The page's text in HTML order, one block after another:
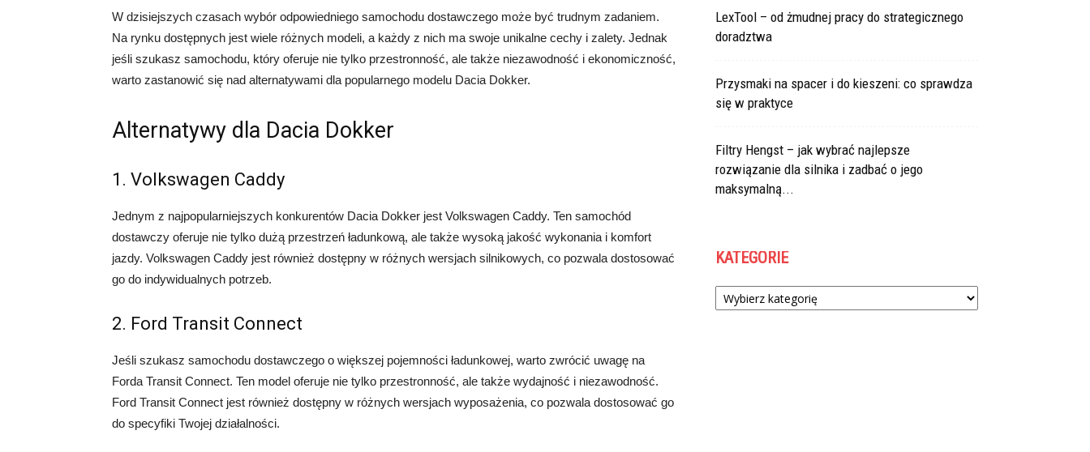
W dzisiejszych czasach wybór odpowiedniego samochodu dostawczego może być trudnym zadaniem.
Na rynku dostępnych jest wiele różnych modeli, a każdy z nich ma swoje unikalne cechy i zalety. Jednak
jeśli szukasz samochodu, który oferuje nie tylko przestronność, ale także niezawodność i ekonomiczność,
warto zastanowić się nad alternatywami dla popularnego modelu Dacia Dokker.
Alternatywy dla Dacia Dokker
1. Volkswagen Caddy
Jednym z najpopularniejszych konkurentów Dacia Dokker jest Volkswagen Caddy. Ten samochód
dostawczy oferuje nie tylko dużą przestrzeń ładunkową, ale także wysoką jakość wykonania i komfort
jazdy. Volkswagen Caddy jest również dostępny w różnych wersjach silnikowych, co pozwala dostosować
go do indywidualnych potrzeb.
2. Ford Transit Connect
Jeśli szukasz samochodu dostawczego o większej pojemności ładunkowej, warto zwrócić uwagę na
Forda Transit Connect. Ten model oferuje nie tylko przestronność, ale także wydajność i niezawodność.
Ford Transit Connect jest również dostępny w różnych wersjach wyposażenia, co pozwala dostosować go
do specyfiki Twojej działalności.
LexTool – od żmudnej pracy do strategicznego
doradztwa
Przysmaki na spacer i do kieszeni: co sprawdza
się w praktyce
Filtry Hengst – jak wybrać najlepsze
rozwiązanie dla silnika i zadbać o jego
maksymalną...
KATEGORIE
Kategorie